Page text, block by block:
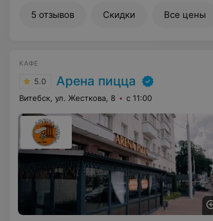
5 отзывов Скидки Все цены
КАФЕ
5.0 Арена пицца
Витебск, ул. Жесткова, 8 с 11:00